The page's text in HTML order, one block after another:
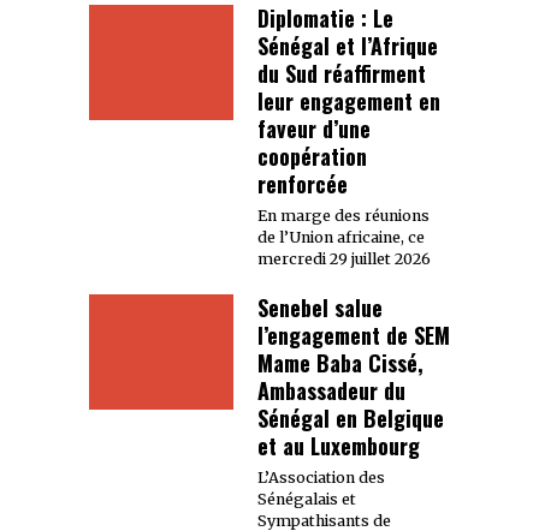
Diplomatie : Le
Sénégal et l’Afrique
du Sud réaffirment
leur engagement en
faveur d’une
coopération
renforcée
En marge des réunions
de l’Union africaine, ce
mercredi 29 juillet 2026
Senebel salue
l’engagement de SEM
Mame Baba Cissé,
Ambassadeur du
Sénégal en Belgique
et au Luxembourg
L’Association des
Sénégalais et
Sympathisants de